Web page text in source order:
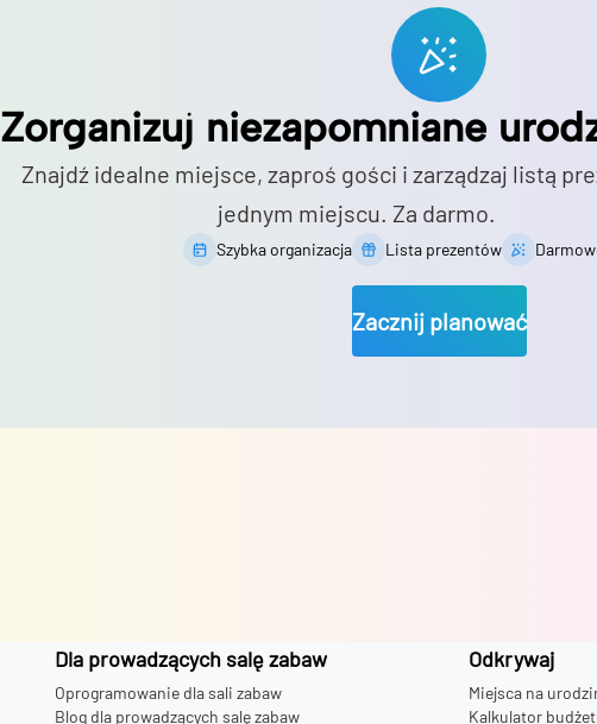
Zorganizuj niezapomniane
Znajdź idealne miejsce, zaproś gości i zarządzaj listą
jednym miejscu. Za darmo.
Szybka organizacja Lista prezentów
Zacznij planować
Dla prowadzących salę zabaw
Oprogramowanie dla sali zabaw
Blog dla prowadzących salę zabaw
Odkrywaj
Miejsca na
Kalkulator